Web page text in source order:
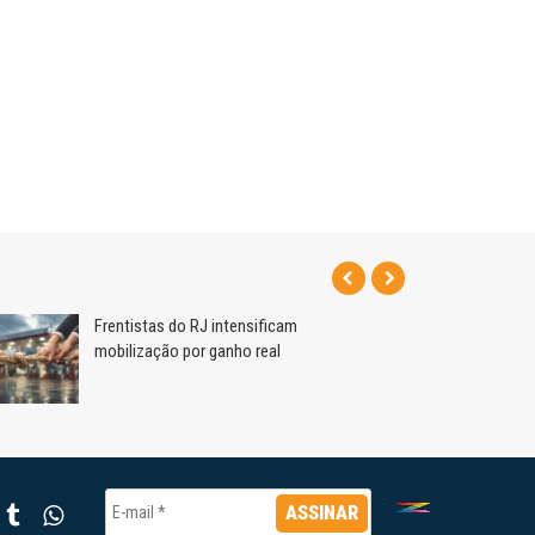
Frentistas do RJ intensificam
mobilização por ganho real